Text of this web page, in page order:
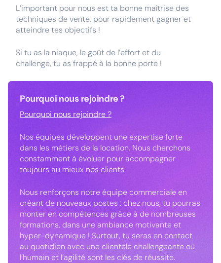
L’important pour nous est ta bonne maîtrise des
techniques de vente, pour rapidement gagner et
atteindre tes objectifs !
Si tu as la niaque, le goût de l’effort et du
challenge, tu as frappé à la bonne porte !
Pourquoi nous rejoindre ?
Pourquoi nous rejoindre ?
Nos équipes développent une expertise forte
dans les métiers de la location. Nous cherchons
constamment à évoluer pour accompagner
toujours au mieux nos clients.
Nous renforçons notre équipe commerciale en
créant de nouveaux postes : chez nous, tu pourras
monter en compétences grâce à de nombreuses
formations, dans une ambiance motivante et
hyper-dynamique ! Surtout, tu seras en contact
au quotidien avec une clientèle challengeante où
l’humain et l’agilité sont les clés de réussite.